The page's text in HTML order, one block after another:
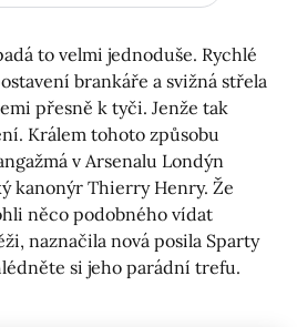
to velmi jednoduše. Rychlé
brankáře a svižná střela
přesně k tyči. Jenže tak
Králem tohoto způsobu
v Arsenalu Londýn
kanonýr Thierry Henry. Že
něco podobného vídat
naznačila nová posila Sparty
si jeho parádní trefu.